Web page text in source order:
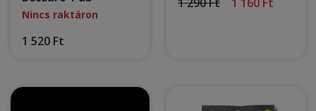
Nincs raktáron
1 520 Ft